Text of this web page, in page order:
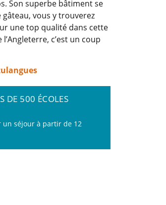
Son superbe bâtiment se
vous y trouverez
une top qualité dans cette
c’est un coup
DE 500 ÉCOLES
un séjour à partir de 12